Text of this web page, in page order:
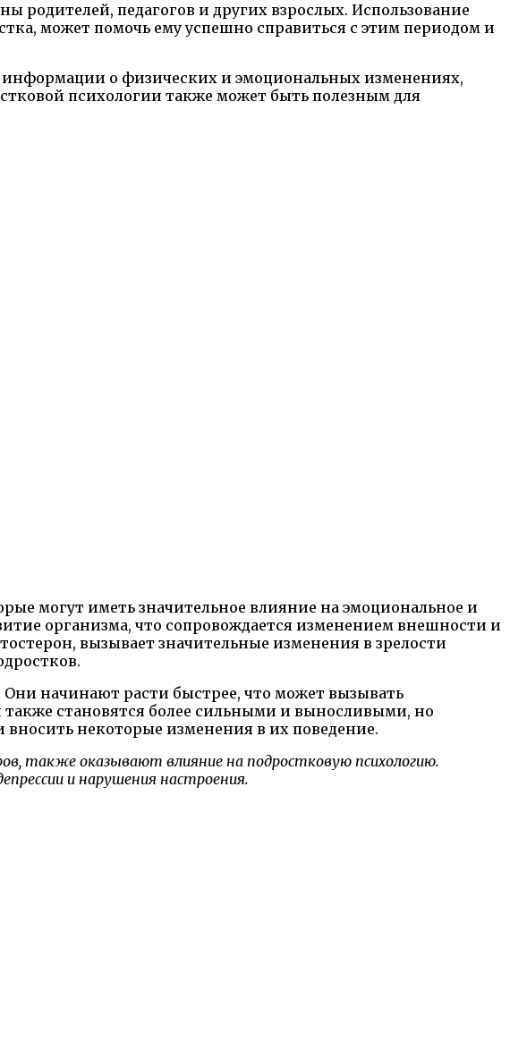
родителей, педагогов и других взрослых. Использование
может помочь ему успешно справиться с этим периодом и
информации о физических и эмоциональных изменениях,
психологии также может быть полезным для
могут иметь значительное влияние на эмоциональное и
организма, что сопровождается изменением внешности и
вызывает значительные изменения в зрелости
начинают расти быстрее, что может вызывать
становятся более сильными и выносливыми, но
некоторые изменения в их поведение.
также оказывают влияние на подростковую психологию.
и нарушения настроения.